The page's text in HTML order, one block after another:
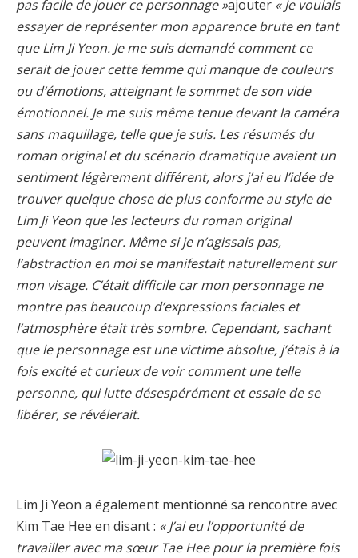
pas facile de jouer ce personnage »ajouter « Je voulais
essayer de représenter mon apparence brute en tant
que Lim Ji Yeon. Je me suis demandé comment ce
serait de jouer cette femme qui manque de couleurs
ou d’émotions, atteignant le sommet de son vide
émotionnel. Je me suis même tenue devant la caméra
sans maquillage, telle que je suis. Les résumés du
roman original et du scénario dramatique avaient un
sentiment légèrement différent, alors j’ai eu l’idée de
trouver quelque chose de plus conforme au style de
Lim Ji Yeon que les lecteurs du roman original
peuvent imaginer. Même si je n’agissais pas,
l’abstraction en moi se manifestait naturellement sur
mon visage. C’était difficile car mon personnage ne
montre pas beaucoup d’expressions faciales et
l’atmosphère était très sombre. Cependant, sachant
que le personnage est une victime absolue, j’étais à la
fois excité et curieux de voir comment une telle
personne, qui lutte désespérément et essaie de se
libérer, se révélerait.
Lim Ji Yeon a également mentionné sa rencontre avec
Kim Tae Hee en disant : « J’ai eu l’opportunité de
travailler avec ma sœur Tae Hee pour la première fois